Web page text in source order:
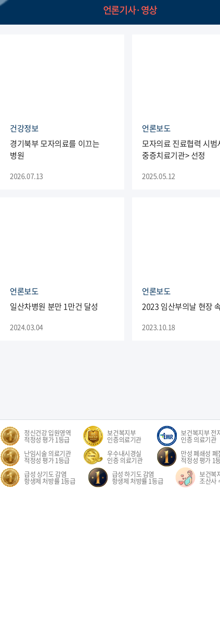
언론기사·영상
건강정보
경기북부 모자의료를 이끄는
병원
2026.07.13
언론보도
모자의료 진료협력 시범
중증치료기관> 선정
2025.05.12
언론보도
일산차병원 분만 1만건 달성
2024.03.04
언론보도
2023 임산부의날 현장
2023.10.18
정신건강 입원영역
적정성 평가 1등급
보건복지부
인증의료기관
보건복지부 전
인증 의료기관
난임시술 의료기관
적정성 평가 1등급
우수내시경실
인증 의료기관
만성 폐쇄성
적정성 평가 1
급성 상기도 감염
항생제 처방률 1등급
급성 하기도 감염
항생제 처방률 1등급
보건복
조산사